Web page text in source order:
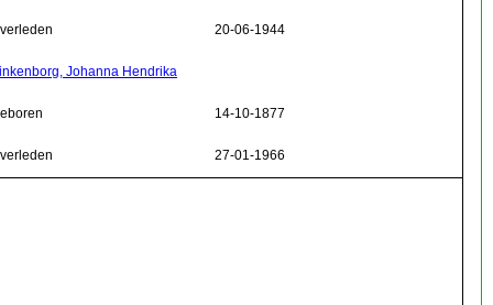
20-06-1944
Johanna Hendrika
14-10-1877
27-01-1966